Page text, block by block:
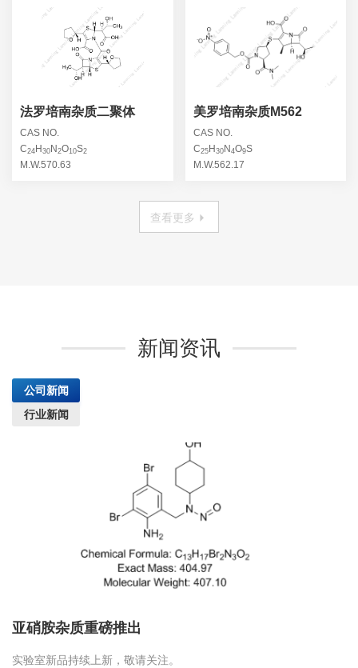
法罗培南杂质二聚体
CAS NO.
C24 H 30 N 2O10S2
M.W.570.63
美罗培南杂质M562
CAS NO.
C25H 30N 4O9S
M.W.562.17
查看更多
新闻资讯
公司新闻
行业新闻
亚硝胺杂质重磅推出
实验室新品持续上新，敬请关注。